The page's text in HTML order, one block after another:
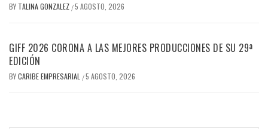
BY TALINA GONZALEZ /5 AGOSTO, 2026
GIFF 2026 CORONA A LAS MEJORES PRODUCCIONES DE SU 29ª
EDICIÓN
BYCARIBE EMPRESARIAL /5 AGOSTO, 2026